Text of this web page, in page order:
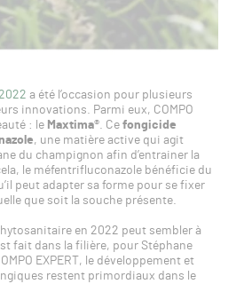
a été l’occasion pour plusieurs
innovations. Parmi eux, COMPO
: le Maxtima®. Ce fongicide
, une matière active qui agit
du champignon afin d’entrainer la
le méfentrifluconazole bénéficie du
peut adapter sa forme pour se fixer
que soit la souche présente.
en 2022 peut sembler à
fait dans la filière, pour Stéphane
EXPERT, le développement et
restent primordiaux dans le